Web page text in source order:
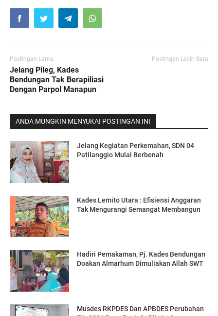
Postingan Lama
Jelang Pileg, Kades
Bendungan Tak Berapiliasi
Dengan Parpol Manapun
Postingan Lebih Baru
ANDA MUNGKIN MENYUKAI POSTINGAN INI
Jelang Kegiatan Perkemahan, SDN 04
Patilanggio Mulai Berbenah
Kades Lemito Utara : Efisiensi Anggaran
Tak Mengurangi Semangat Membangun
Hadiri Pemakaman, Pj. Kades Bendungan
Doakan Almarhum Dimuliakan Allah SWT
Musdes RKPDES Dan APBDES Perubahan